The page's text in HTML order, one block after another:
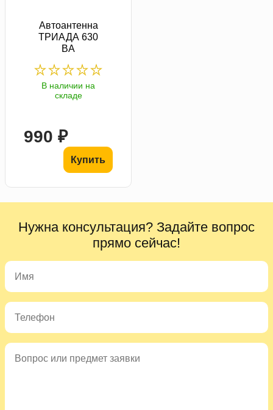
Автоантенна
ТРИАДА 630
BA
В наличии на
складе
990 ₽
Купить
Нужна консультация? Задайте вопрос
прямо сейчас!